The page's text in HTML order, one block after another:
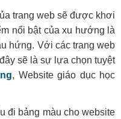
trang web sẽ được khơi
nổi bật của xu hướng là
hứng. Với các trang web
sẽ là sự lựa chọn tuyệt
, Website giáo dục học
đi bảng màu cho website